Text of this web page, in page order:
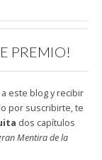
PREMIO!
este blog y recibir
por suscribirte, te
dos capítulos
Mentira de la